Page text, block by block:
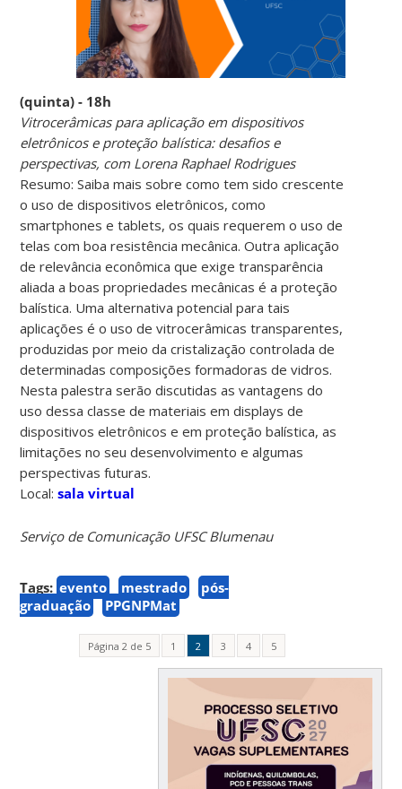
(quinta) - 18h
Vitrocerâmicas para aplicação em dispositivos
eletrônicos e proteção balística: desafios e
perspectivas, com Lorena Raphael Rodrigues
Resumo: Saiba mais sobre como tem sido crescente
o uso de dispositivos eletrônicos, como
smartphones e tablets, os quais requerem o uso de
telas com boa resistência mecânica. Outra aplicação
de relevância econômica que exige transparência
aliada a boas propriedades mecânicas é a proteção
balística. Uma alternativa potencial para tais
aplicações é o uso de vitrocerâmicas transparentes,
produzidas por meio da cristalização controlada de
determinadas composições formadoras de vidros.
Nesta palestra serão discutidas as vantagens do
uso dessa classe de materiais em displays de
dispositivos eletrônicos e em proteção balística, as
limitações no seu desenvolvimento e algumas
perspectivas futuras.
Local:sala virtual
Serviço de Comunicação UFSC Blumenau
Tags: evento mestrado
pós-
graduação
PPGNPMat
Página 2 de 5 1 2 3 4 5